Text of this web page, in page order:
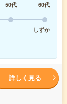
50代
60代
しずか
詳しく見る